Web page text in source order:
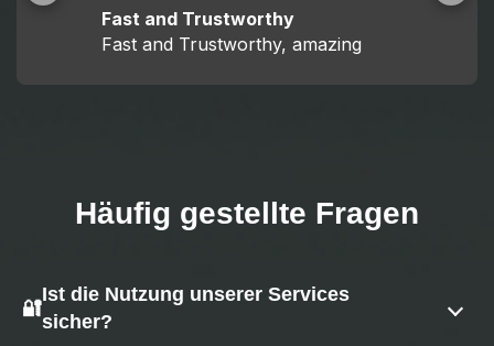
Fast and Trustworthy
Fast and Trustworthy, amazing
Häufig gestellte Fragen
🔐
Ist die Nutzung unserer Services
sicher?